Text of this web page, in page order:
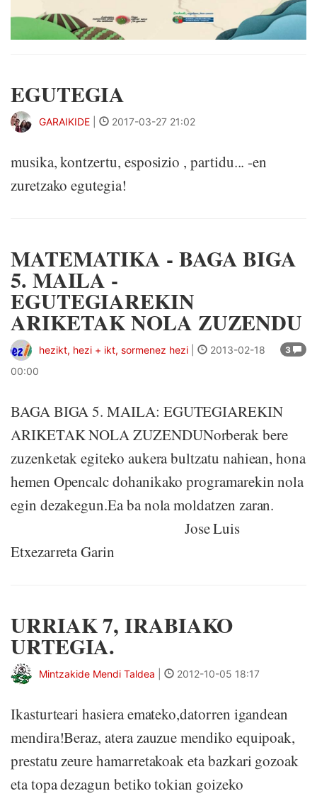
EGUTEGIA
GARAIKIDE 2017-03-27 21:02
musika, kontzertu, esposizio , partidu... -en
zuretzako egutegia!
MATEMATIKA - BAGA BIGA
5. MAILA -
EGUTEGIAREKIN
ARIKETAK NOLA ZUZENDU
3
hezikt, hezi + ikt, sormenez hezi
2013-02-18
00:00
BAGA BIGA 5. MAILA: EGUTEGIAREKIN
ARIKETAK NOLA ZUZENDUNorberak bere
zuzenketak egiteko aukera bultzatu nahiean, hona
hemen Opencalc dohanikako programarekin nola
egin dezakegun.Ea ba nola moldatzen zaran.
Jose Luis
Etxezarreta Garin
URRIAK 7, IRABIAKO
URTEGIA.
Mintzakide Mendi Taldea 2012-10-05 18:17
Ikasturteari hasiera emateko,datorren igandean
mendira!Beraz, atera zauzue mendiko equipoak,
prestatu zeure hamarretakoak eta bazkari gozoak
eta topa dezagun betiko tokian goizeko